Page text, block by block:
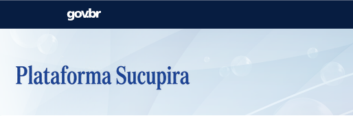
Casa Civil
Pecuária e Abastecimento